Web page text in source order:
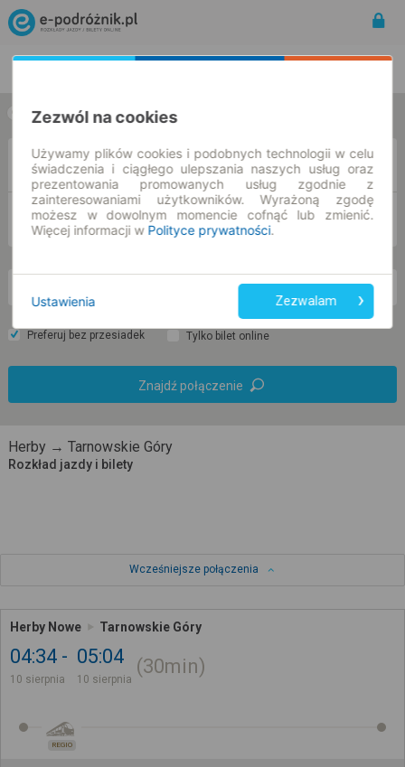
w jedną stronę w obie strony
Z
DO
Preferuj bez przesiadek Tylko bilet online
Znajdź połączenie
Herby → Tarnowskie Góry
Rozkład jazdy i bilety
Wcześniejsze połączenia
Herby Nowe Tarnowskie Góry
04:34
10 sierpnia
05:04
10 sierpnia
30min
REGIO
Zezwól na cookies
Używamy plików cookies i podobnych technologii w celu
świadczenia i ciągłego ulepszania naszych usług oraz
prezentowania promowanych usług zgodnie z
zainteresowaniami użytkowników. Wyrażoną zgodę
możesz w dowolnym momencie cofnąć lub zmienić.
Więcej informacji w Polityce prywatności.
Ustawienia Zezwalam